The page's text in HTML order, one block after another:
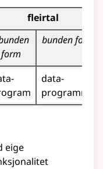
fleirtal
form
bunden form
data­
programma
eige